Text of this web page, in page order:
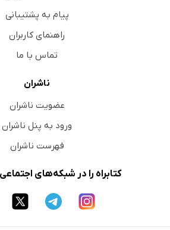
پیام به پشتیبانی
راهنمای کاربران
تماس با ما
ناشران
عضویت ناشران
ورود به پنل ناشران
فهرست ناشران
کتابراه را در شبکه‌های